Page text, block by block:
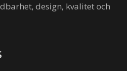
design, kvalitet och